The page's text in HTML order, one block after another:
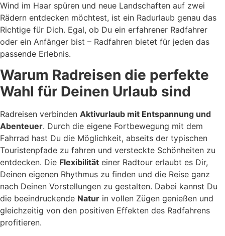
Wind im Haar spüren und neue Landschaften auf zwei
Rädern entdecken möchtest, ist ein Radurlaub genau das
Richtige für Dich. Egal, ob Du ein erfahrener Radfahrer
oder ein Anfänger bist – Radfahren bietet für jeden das
passende Erlebnis.
Warum Radreisen die perfekte
Wahl für Deinen Urlaub sind
Radreisen verbinden Aktivurlaub mit Entspannung und
Abenteuer. Durch die eigene Fortbewegung mit dem
Fahrrad hast Du die Möglichkeit, abseits der typischen
Touristenpfade zu fahren und versteckte Schönheiten zu
entdecken. Die Flexibilität einer Radtour erlaubt es Dir,
Deinen eigenen Rhythmus zu finden und die Reise ganz
nach Deinen Vorstellungen zu gestalten. Dabei kannst Du
die beeindruckende Natur in vollen Zügen genießen und
gleichzeitig von den positiven Effekten des Radfahrens
profitieren.